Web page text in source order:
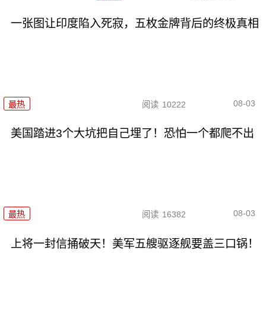
一张图让印度陷入死寂，五枚金牌背后的终极真相
最热 阅读 10222 08-03
美国踏进3个大坑把自己埋了！恐怕一个都爬不出
最热 阅读 16382 08-03
上将一封信捅破天！美军五艘驱逐舰要盖三口锅！